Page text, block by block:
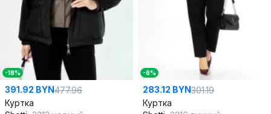
-18%
391.92 BYN477.96
Куртка
-6%
283.12 BYN301.19
Куртка